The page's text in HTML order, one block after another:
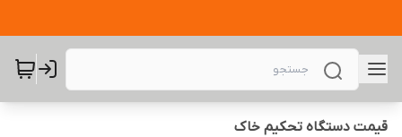
قیمت دستگاه تحکیم خاک